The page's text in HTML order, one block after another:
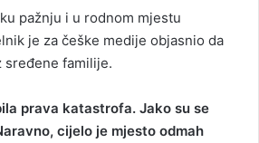
pažnju i u rodnom mjestu
je za češke medije objasnio da
sređene familije.
prava katastrofa. Jako su se
cijelo je mjesto odmah